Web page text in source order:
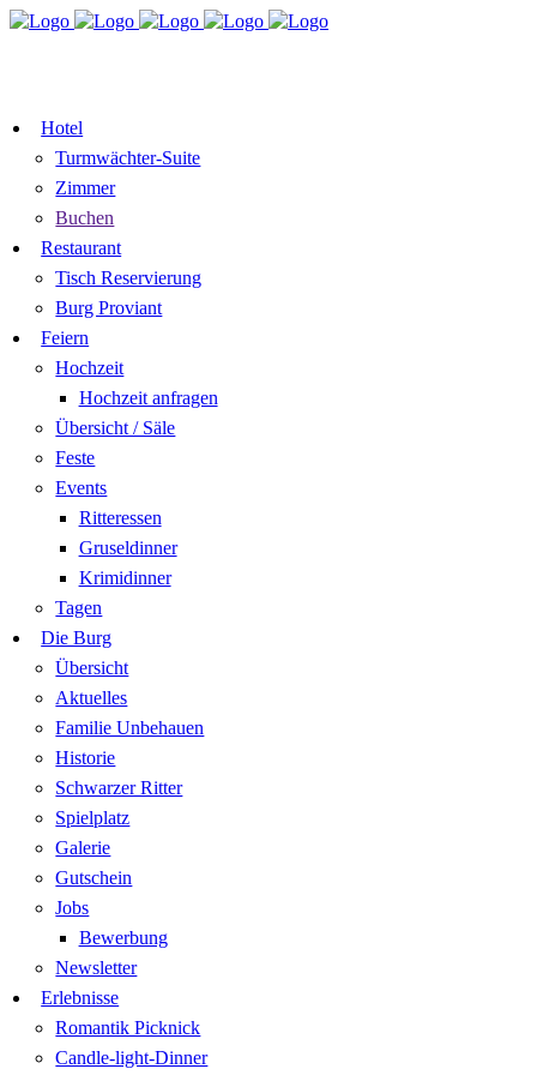
Hotel
Turmwächter-Suite
Zimmer
Buchen
Restaurant
Tisch Reservierung
Burg Proviant
Feiern
Hochzeit
Hochzeit anfragen
Übersicht / Säle
Feste
Events
Ritteressen
Gruseldinner
Krimidinner
Tagen
Die Burg
Übersicht
Aktuelles
Familie Unbehauen
Historie
Schwarzer Ritter
Spielplatz
Galerie
Gutschein
Jobs
Bewerbung
Newsletter
Erlebnisse
Romantik Picknick
Candle-light-Dinner